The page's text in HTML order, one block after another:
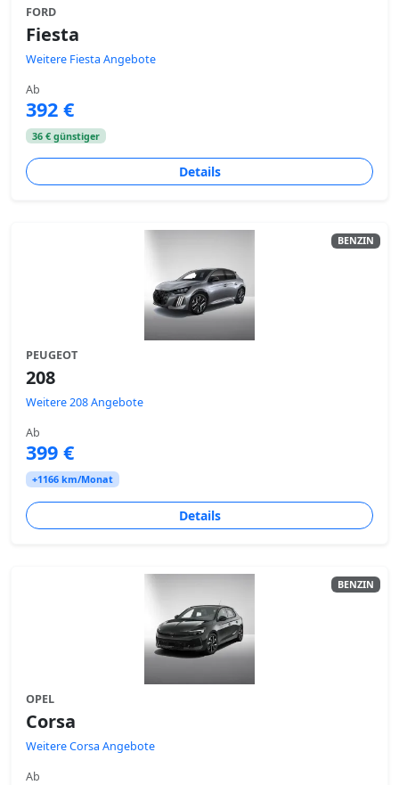
FORD
Fiesta
Weitere Fiesta Angebote
Ab
392 €
36 € günstiger
Details
BENZIN
PEUGEOT
208
Weitere 208 Angebote
Ab
399 €
+1166 km/Monat
Details
BENZIN
OPEL
Corsa
Weitere Corsa Angebote
Ab